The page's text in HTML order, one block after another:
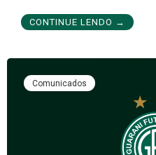
CONTINUE LENDO →
Comunicados